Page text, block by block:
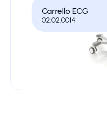
Carrello ECG
02.02.0014